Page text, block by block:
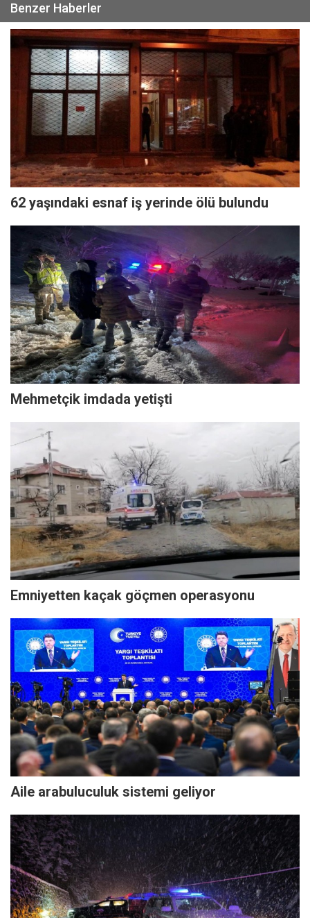
Benzer Haberler
62 yaşındaki esnaf iş yerinde ölü bulundu
Mehmetçik imdada yetişti
Emniyetten kaçak göçmen operasyonu
Aile arabuluculuk sistemi geliyor